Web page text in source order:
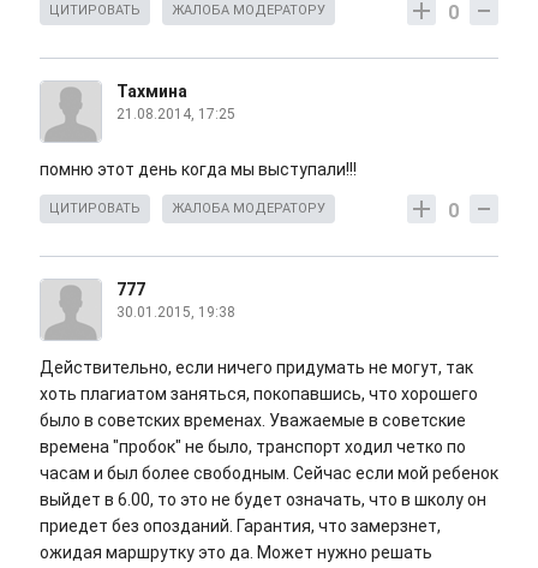
0
ЦИТИРОВАТЬ ЖАЛОБА МОДЕРАТОРУ
Тахмина
21.08.2014, 17:25
помню этот день когда мы выступали!!!
0
ЦИТИРОВАТЬ ЖАЛОБА МОДЕРАТОРУ
777
30.01.2015, 19:38
Действительно, если ничего придумать не могут, так
хоть плагиатом заняться, покопавшись, что хорошего
было в советских временах. Уважаемые в советские
времена "пробок" не было, транспорт ходил четко по
часам и был более свободным. Сейчас если мой ребенок
выйдет в 6.00, то это не будет означать, что в школу он
приедет без опозданий. Гарантия, что замерзнет,
ожидая маршрутку это да. Может нужно решать